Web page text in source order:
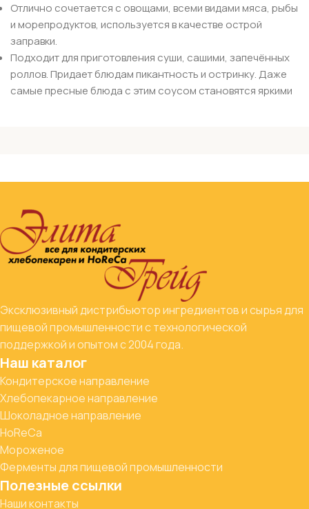
Отлично сочетается с овощами, всеми видами мяса, рыбы
и морепродуктов, используется в качестве острой
заправки.
Подходит для приготовления суши, сашими, запечённых
роллов. Придает блюдам пикантность и остринку. Даже
самые пресные блюда с этим соусом становятся яркими
Эксклюзивный дистрибьютор ингредиентов и сырья для
пищевой промышленности с технологической
поддержкой и опытом с 2004 года.
Наш каталог
Кондитерское направление
Хлебопекарное направление
Шоколадное направление
HoReCa
Мороженое
Ферменты для пищевой промышленности
Полезные ссылки
Наши контакты